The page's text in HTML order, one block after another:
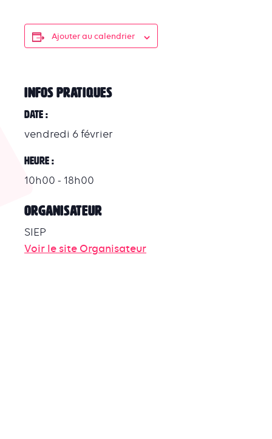
Ajouter au calendrier
INFOS PRATIQUES
Date :
vendredi 6 février
Heure :
10h00 - 18h00
ORGANISATEUR
SIEP
Voir le site Organisateur